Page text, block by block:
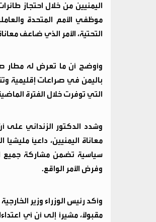
اليمنيين من خلال احتجاز
موظفي الأمم المتحدة
التحتية، الأمر الذي ضاعف
وأوضح أن ما تعرض له مطار
باليمن في صراعات إقليمية
التي توفرت خلال الفترة
وشدد الدكتور الزنداني على
معاناة اليمنيين، داعياً
سياسية تضمن مشاركة جميع
وفرض الأمر الواقع.
وأكد رئيس الوزراء وزير
مقبولاً، مشيراً إلى أن أي